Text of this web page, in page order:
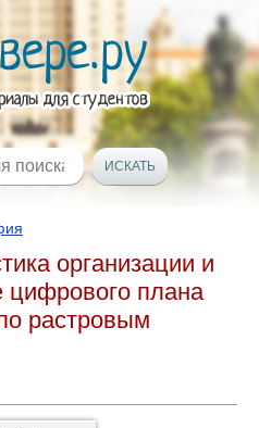
организации и
цифрового плана
растровым